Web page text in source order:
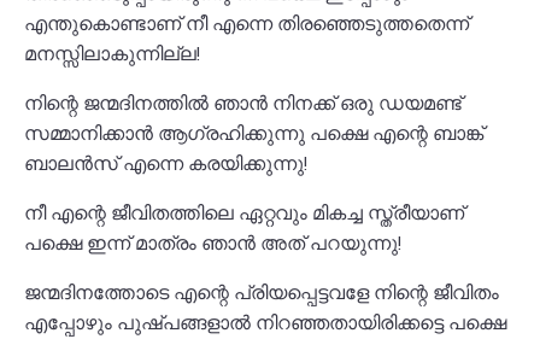
എന്തുകൊണ്ടാണ് നീ എന്നെ തിരഞ്ഞെടുത്തതെന്ന്
മനസ്സിലാകുന്നില്ല!
നിന്റെ ജന്മദിനത്തിൽ ഞാൻ നിനക്ക് ഒരു ഡയമണ്ട്
സമ്മാനിക്കാൻ ആഗ്രഹിക്കുന്നു പക്ഷെ എന്റെ ബാങ്ക്
ബാലൻസ് എന്നെ കരയിക്കുന്നു!
നീ എന്റെ ജീവിതത്തിലെ ഏറ്റവും മികച്ച സ്ത്രീയാണ്
പക്ഷെ ഇന്ന് മാത്രം ഞാൻ അത് പറയുന്നു!
ജന്മദിനത്തോടെ എന്റെ പ്രിയപ്പെട്ടവളേ നിന്റെ ജീവിതം
എപ്പോഴും പുഷ്പങ്ങളാൽ നിറഞ്ഞതായിരിക്കട്ടെ പക്ഷെ